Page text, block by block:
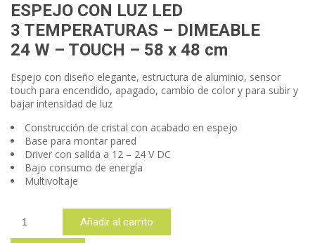
ESPEJO CON LUZ LED
3 TEMPERATURAS – DIMEABLE
24 W – TOUCH – 58 x 48 cm
Espejo con diseño elegante, estructura de aluminio, sensor
touch para encendido, apagado, cambio de color y para subir y
bajar intensidad de luz
Construcción de cristal con acabado en espejo
Base para montar pared
Driver con salida a 12 – 24 V DC
Bajo consumo de energía
Multivoltaje
cantidad
Añadir al carrito